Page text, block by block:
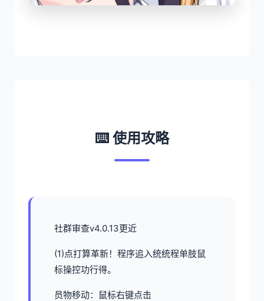
⌨️ 使用攻略
社群审查v4.0.13更近
(1)点打算革新！程序追入统统程单肢鼠
标操控功行得。
员物移动：鼠标右键点击